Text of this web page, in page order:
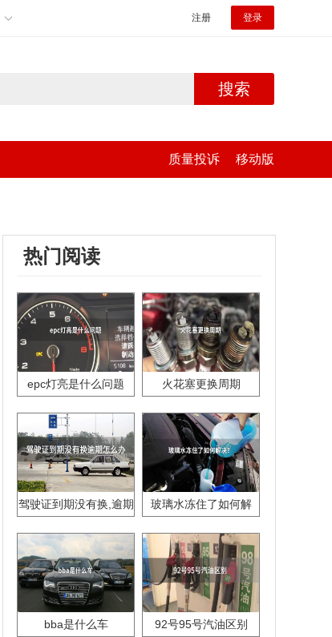
注册 登录
搜索
质量投诉 移动版
热门阅读
epc灯亮是什么问题 火花塞更换周期
驾驶证到期没有换,逾期
玻璃水冻住了如何解
bba是什么车 92号95号汽油区别